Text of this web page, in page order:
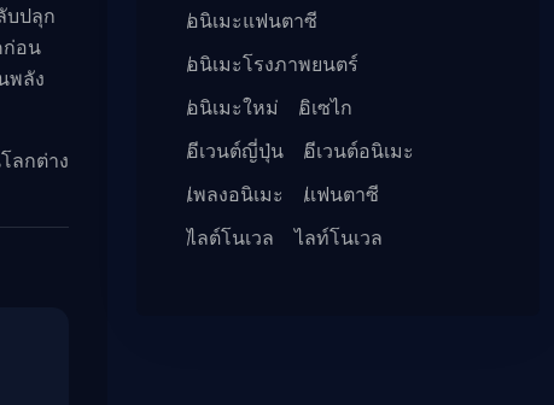
บปลุก
อน
พลัง
ลกต่าง
อนิเมะแฟนตาซี
อนิเมะโรงภาพยนตร์
อนิเมะใหม่
อิเซไก
อีเวนต์ญี่ปุ่น
อีเวนต์อนิเมะ
เพลงอนิเมะ
แฟนตาซี
ไลต์โนเวล
ไลท์โนเวล